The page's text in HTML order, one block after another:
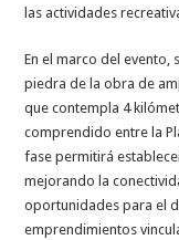
las actividades
En el marco del evento,
piedra de la obra de
que contempla 4
comprendido entre la
fase permitirá
mejorando la
oportunidades para el
emprendimientos